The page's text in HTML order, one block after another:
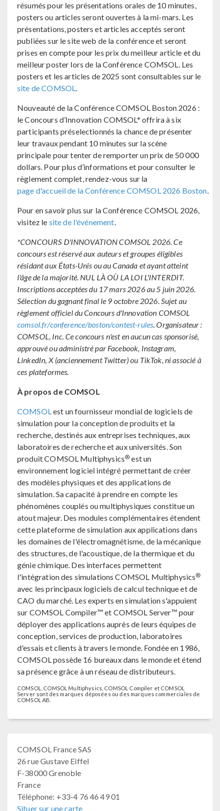
résumés pour les présentations orales de 10 minutes,
posters ou articles seront ouvertes à la mi-mars. Les
présentations, posters et articles acceptés seront
publiées sur le site web de la conférence et seront
prises en compte pour les prix du meilleur article et du
meilleur poster lors de la Conférence COMSOL. Les
posters et les articles de 2025 sont consultables sur le
site de COMSOL
Nouveauté de la Conférence COMSOL Boston 2026 :
le Concours d’Innovation COMSOL* offrira à six
participants préselectionnés la chance de présenter
leur travaux pendant 10 minutes sur la scène
principale pour tenter de remporter un prix de 50 000
dollars. Pour plus d’informations et pour consulter le
règlement complet, rendez-vous sur la
page d'accueil de la Conférence COMSOL 2026 Boston
Pour en savoir plus sur la Conférence COMSOL 2026,
visitez le site de l'événement
*CONCOURS D'INNOVATION COMSOL 2026. Ce
concours est réservé aux auteurs et groupes éligibles
résidant aux États-Unis ou au Canada et ayant atteint
l'âge de la majorité. NUL LÀ OÙ LA LOI L'INTERDIT.
Inscriptions acceptées du 17 mars 2026 au 5 juin 2026.
Sélection du gagnant final le 9 octobre 2026. Sujet au
règlement officiel du Concours d'Innovation COMSOL
comsol.fr/conference/boston/contest-rules . Organisateur :
COMSOL, Inc. Ce concours n'est en aucun cas sponsorisé,
approuvé ou administré par Facebook, Instagram,
LinkedIn, X (anciennement Twitter) ou TikTok, ni associé à
ces plateformes.
À propos de COMSOL
COMSOL est un fournisseur mondial de logiciels de
simulation pour la conception de produits et la
recherche, destinés aux entreprises techniques, aux
laboratoires de recherche et aux universités. Son
produit COMSOL Multiphysics® est un
environnement logiciel intégré permettant de créer
des modèles physiques et des applications de
simulation. Sa capacité à prendre en compte les
phénomènes couplés ou multiphysiques constitue un
atout majeur. Des modules complémentaires étendent
cette plateforme de simulation aux applications dans
les domaines de l'électromagnétisme, de la mécanique
des structures, de l'acoustique, de la thermique et du
génie chimique. Des interfaces permettent
l'intégration des simulations COMSOL Multiphysics®
avec les principaux logiciels de calcul technique et de
CAO du marché. Les experts en simulation s'appuient
sur COMSOL Compiler™ et COMSOL Server™ pour
déployer des applications auprès de leurs équipes de
conception, services de production, laboratoires
d'essais et clients à travers le monde. Fondée en 1986,
COMSOL possède 16 bureaux dans le monde et étend
sa présence grâce à un réseau de distributeurs.
COMSOL, COMSOL Multiphysics, COMSOL Compiler et COMSOL
Server sont des marques déposées ou des marques commerciales de
COMSOL AB.
COMSOL France SAS
26 rue Gustave Eiffel
F-38000 Grenoble
France
Téléphone: +33-4 76 46 49 01
Situer sur une carte